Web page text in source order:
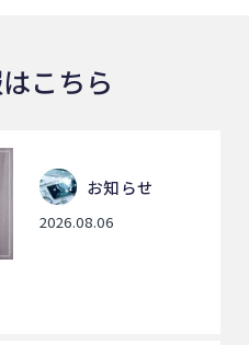
こちら
お知らせ
2026.08.06